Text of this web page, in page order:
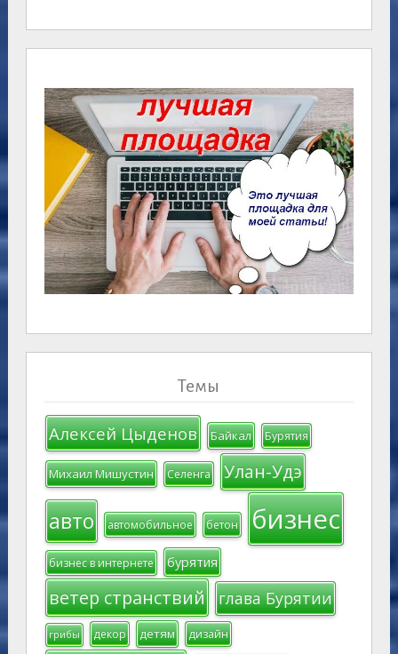
Темы
Алексей Цыденов Байкал Бурятия
Михаил Мишустин Селенга Улан-Удэ
авто автомобильное бетон бизнес
бизнес в интернете бурятия
ветер странствий глава Бурятии
грибы декор детям дизайн